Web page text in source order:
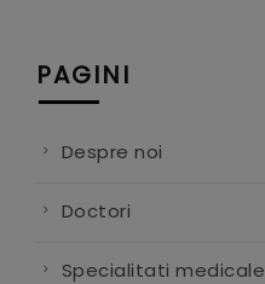
PAGINI
Despre noi
Doctori
Specialitati medicale